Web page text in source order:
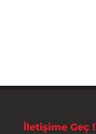
İletişime Geç !